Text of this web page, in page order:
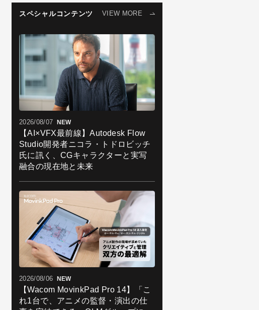
スペシャルコンテンツ VIEW MORE
2026/08/07 NEW
【AI×VFX最前線】Autodesk Flow
Studio開発者ニコラ・トドロビッチ
氏に訊く、CGキャラクターと実写
融合の現在地と未来
2026/08/06 NEW
【Wacom MovinkPad Pro 14】「こ
れ1台で、アニメの監督・演出の仕